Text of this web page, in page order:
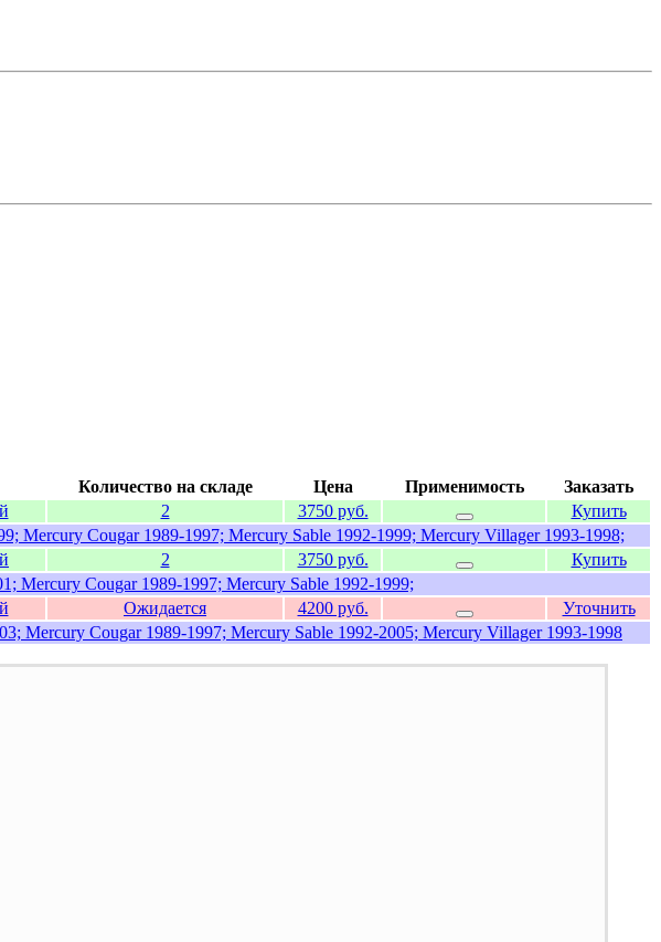
Количество на складе Цена Применимость
Заказать
2 3750 руб.
Купить
Mercury Cougar 1989-1997; Mercury Sable 1992-1999; Mercury Villager 1993-1998;
2 3750 руб.
Купить
Mercury Cougar 1989-1997; Mercury Sable 1992-1999;
Ожидается 4200 руб.
Уточнить
Mercury Cougar 1989-1997; Mercury Sable 1992-2005; Mercury Villager 1993-1998